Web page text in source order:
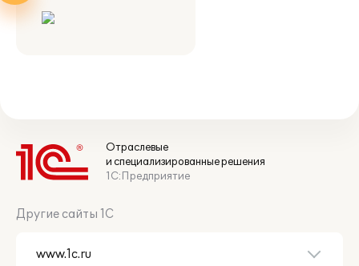
Отраслевые
и специализированные решения
1С:Предприятие
Другие сайты 1С